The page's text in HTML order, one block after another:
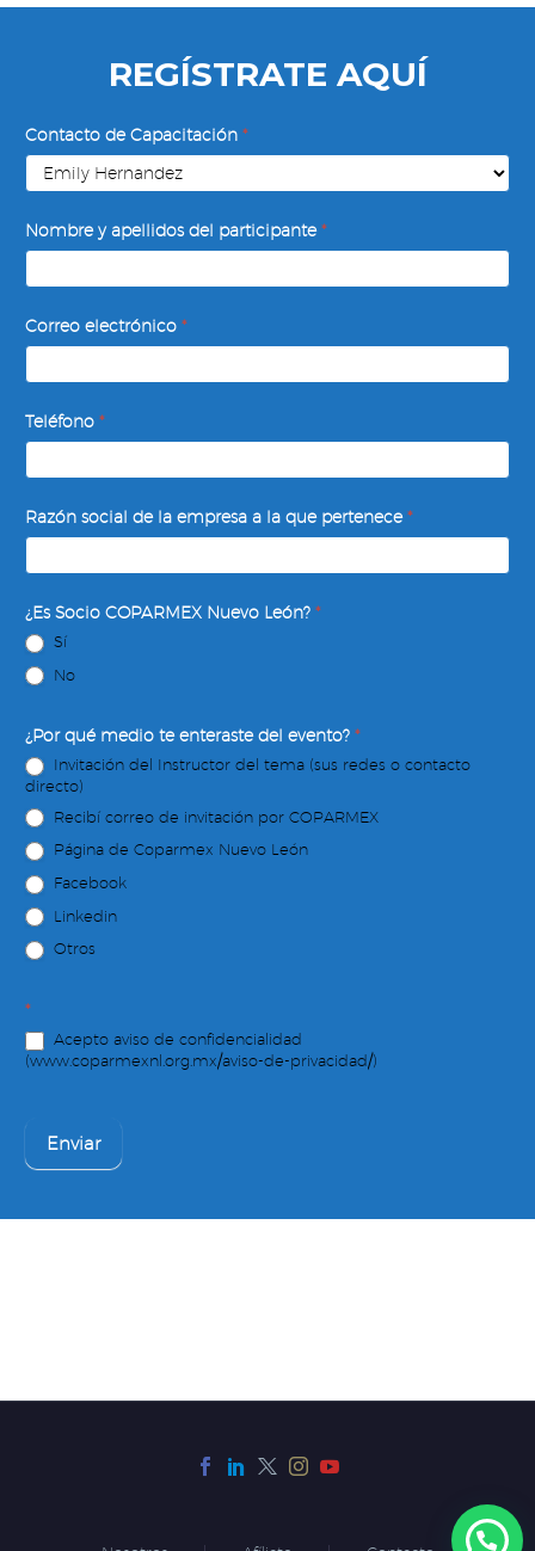
REGÍSTRATE AQUÍ
Definición
de
Objetivos,
Estrategias
y
Tácticas
Contacto de Capacitación *
Nombre y apellidos del participante*
Correo electrónico *
Teléfono *
Razón social de la empresa a la que pertenece*
¿Es Socio COPARMEX Nuevo León? *
Sí
No
¿Por qué medio te enteraste del evento? *
Invitación del Instructor del tema (sus redes o contacto
directo)
Recibí correo de invitación por COPARMEX
Página de Coparmex Nuevo León
Facebook
Linkedin
Otros
*
Acepto aviso de confidencialidad
(www.coparmexnl.org.mx/aviso-de-privacidad/)
Enviar